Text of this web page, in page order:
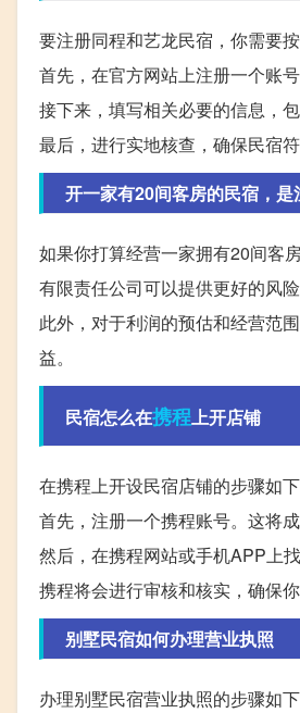
要注册同程和艺龙民宿，你需要
首先，在官方网站上注册一个账
接下来，填写相关必要的信息，
最后，进行实地核查，确保民宿
开一家有20间客房的民宿，
如果你打算经营一家拥有20间客
有限责任公司可以提供更好的风
此外，对于利润的预估和经营范
益。
民宿怎么在携程上开店铺
在携程上开设民宿店铺的步骤如下
首先，注册一个携程账号。这将
然后，在携程网站或手机APP上
携程将会进行审核和核实，确保
别墅民宿如何办理营业执照
办理别墅民宿营业执照的步骤如下